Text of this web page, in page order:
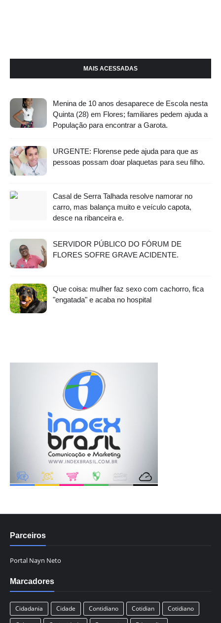
MAIS ACESSADAS
Menina de 10 anos desaparece de Escola nesta
Quinta (28) em Flores; familiares pedem ajuda a
População para encontrar a Garota.
URGENTE: Florense pede ajuda para que as
pessoas possam doar plaquetas para seu filho.
Casal de Serra Talhada resolve namorar no
carro, mas balança muito e veículo capota,
desce na ribanceira e.
SERVIDOR PÚBLICO DO FÓRUM DE
FLORES SOFRE GRAVE ACIDENTE.
Que coisa: mulher faz sexo com cachorro, fica
"engatada" e acaba no hospital
Parceiros
Portal Nayn Neto
Marcadores
Cidadania Cidade Contidiano Cotidian
Cotidiano